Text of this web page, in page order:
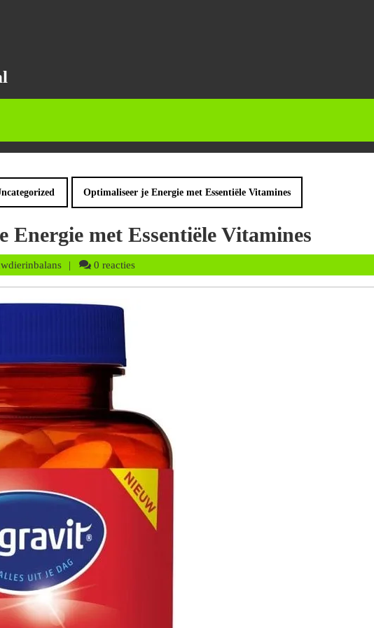
Optimaliseer je Energie met Essentiële Vitamines
Energie met Essentiële Vitamines
uwdierinbalans
0 reacties